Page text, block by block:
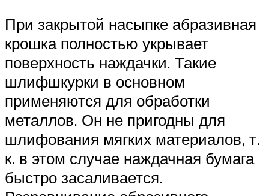
При закрытой насыпке абразивная
крошка полностью укрывает
поверхность наждачки. Такие
шлифшкурки в основном
применяются для обработки
металлов. Он не пригодны для
шлифования мягких материалов, т.
к. в этом случае наждачная бумага
быстро засаливается.